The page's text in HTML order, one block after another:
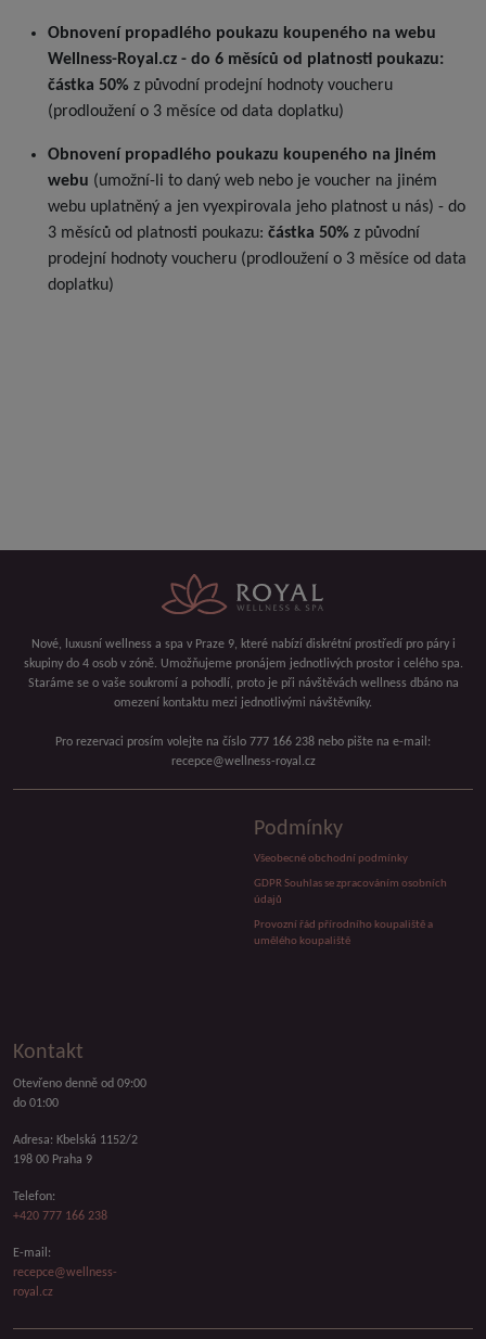
Obnovení propadlého poukazu koupeného na webu
Wellness-Royal.cz - do 6 měsíců od platnosti poukazu:
částka 50% z původní prodejní hodnoty voucheru
(prodloužení o 3 měsíce od data doplatku)
Obnovení propadlého poukazu koupeného na jiném
webu (umožní-li to daný web nebo je voucher na jiném
webu uplatněný a jen vyexpirovala jeho platnost u nás) - do
3 měsíců od platnosti poukazu: částka 50% z původní
prodejní hodnoty voucheru (prodloužení o 3 měsíce od data
doplatku)
Nové, luxusní wellness a spa v Praze 9, které nabízí diskrétní prostředí pro páry i
skupiny do 4 osob v zóně. Umožňujeme pronájem jednotlivých prostor i celého spa.
Staráme se o vaše soukromí a pohodlí, proto je při návštěvách wellness dbáno na
omezení kontaktu mezi jednotlivými návštěvníky.
Pro rezervaci prosím volejte na číslo 777 166 238 nebo pište na e-mail:
recepce@wellness-royal.cz
Podmínky
Všeobecné obchodní podmínky
GDPR Souhlas se zpracováním osobních
údajů
Provozní řád přírodního koupaliště a
umělého koupaliště
Kontakt
Otevřeno denně od 09:00
do 01:00
Adresa: Kbelská 1152/2
198 00 Praha 9
Telefon:
+420 777 166 238
E-mail:
recepce@wellness-
royal.cz